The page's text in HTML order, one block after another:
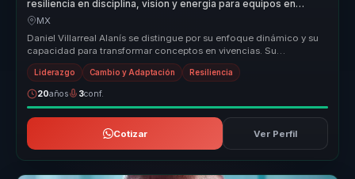
resiliencia en disciplina, vision y energia para equipos en
cambio.
MX
Daniel Villarreal Alanís se distingue por su enfoque dinámico y su
capacidad para transformar conceptos en vivencias. Su
metodología comb...
Liderazgo Cambio y Adaptación Resiliencia
20años 3conf.
Cotizar Ver Perfil